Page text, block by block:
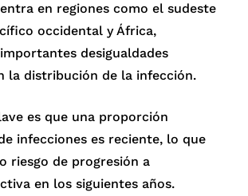
en regiones como el sudeste
occidental y África,
desigualdades
la distribución de la infección.
es que una proporción
infecciones es reciente, lo que
riesgo de progresión a
en los siguientes años.